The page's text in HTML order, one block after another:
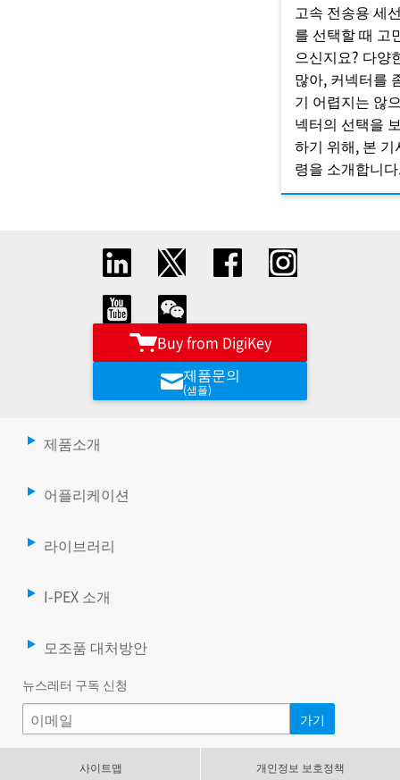
고속 전송용 세
를 선택할 때 고
으신지요? 다양
많아, 커넥터를
기 어렵지는 않
넥터의 선택을
하기 위해, 본
령을 소개합니
Buy from DigiKey
제품문의
(샘플)
제품소개
어플리케이션
라이브러리
I-PEX 소개
모조품 대처방안
뉴스레터 구독 신청
사이트맵 개인정보 보호정책